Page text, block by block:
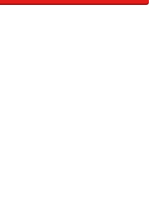
夏以降、働いている方々